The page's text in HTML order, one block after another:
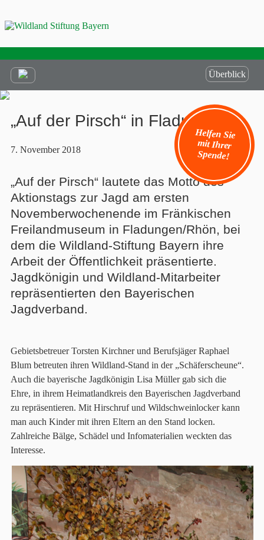
Helfen Sie
mit Ihrer
Spende!
Überblick
„Auf der Pirsch“ in Fladungen
7. November 2018
„Auf der Pirsch“ lautete das Motto des
Aktionstags zur Jagd am ersten
Novemberwochenende im Fränkischen
Freilandmuseum in Fladungen/Rhön, bei
dem die Wildland-Stiftung Bayern ihre
Arbeit der Öffentlichkeit präsentierte.
Jagdkönigin und Wildland-Mitarbeiter
repräsentierten den Bayerischen
Jagdverband.
Gebietsbetreuer Torsten Kirchner und Berufsjäger Raphael
Blum betreuten ihren Wildland-Stand in der „Schäferscheune“.
Auch die bayerische Jagdkönigin Lisa Müller gab sich die
Ehre, in ihrem Heimatlandkreis den Bayerischen Jagdverband
zu repräsentieren. Mit Hirschruf und Wildschweinlocker kann
man auch Kinder mit ihren Eltern an den Stand locken.
Zahlreiche Bälge, Schädel und Infomaterialien weckten das
Interesse.